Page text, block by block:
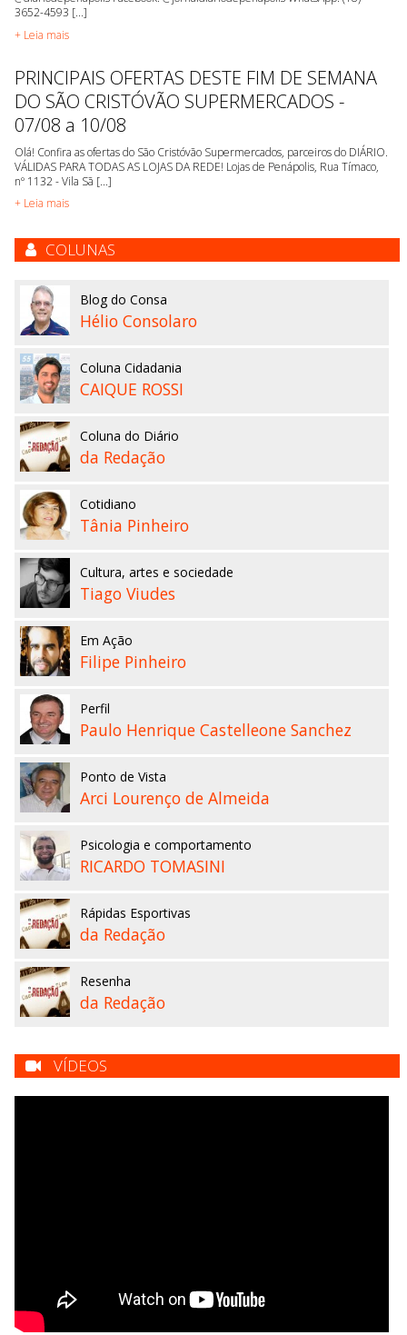
3652-4593 [...]
+ Leia mais
PRINCIPAIS OFERTAS DESTE FIM DE SEMANA
DO SÃO CRISTÓVÃO SUPERMERCADOS -
07/08 a 10/08
Olá! Confira as ofertas do São Cristóvão Supermercados, parceiros do DIÁRIO.
VÁLIDAS PARA TODAS AS LOJAS DA REDE! Lojas de Penápolis, Rua Tímaco,
nº 1132 - Vila Sã [...]
+ Leia mais
COLUNAS
Blog do Consa
Hélio Consolaro
Coluna Cidadania
CAIQUE ROSSI
Coluna do Diário
da Redação
Cotidiano
Tânia Pinheiro
Cultura, artes e sociedade
Tiago Viudes
Em Ação
Filipe Pinheiro
Perfil
Paulo Henrique Castelleone Sanchez
Ponto de Vista
Arci Lourenço de Almeida
Psicologia e comportamento
RICARDO TOMASINI
Rápidas Esportivas
da Redação
Resenha
da Redação
VÍDEOS